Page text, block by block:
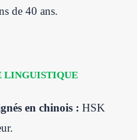
de 40 ans.
LINGUISTIQUE
en chinois : HSK